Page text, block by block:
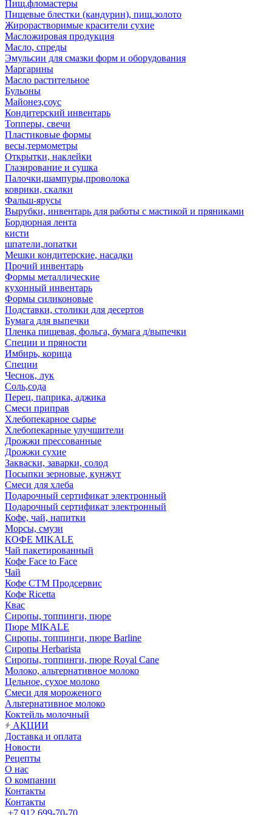
Пищ.фломастеры
Пищевые блестки (кандурин), пищ.золото
Жирорастворимые красители сухие
Масложировая продукция
Масло, спреды
Эмульсии для смазки форм и оборудования
Маргарины
Масло растительное
Бульоны
Майонез,соус
Кондитерский инвентарь
Топперы, свечи
Пластиковые формы
весы,термометры
Открытки, наклейки
Глазирование и сушка
Палочки,шампуры,проволока
коврики, скалки
Фальш-ярусы
Вырубки, инвентарь для работы с мастикой и пряниками
Бордюрная лента
кисти
шпатели,лопатки
Мешки кондитерские, насадки
Прочий инвентарь
Формы металлические
кухонный инвентарь
Формы силиконовые
Подставки, столики для десертов
Бумага для выпечки
Пленка пищевая, фольга, бумага д/выпечки
Специи и пряности
Имбирь, корица
Специи
Чеснок, лук
Соль,сода
Перец, паприка, аджика
Смеси приправ
Хлебопекарное сырье
Хлебопекарные улучшители
Дрожжи прессованные
Дрожжи сухие
Закваски, заварки, солод
Посыпки зерновые, кунжут
Смеси для хлеба
Подарочный сертификат электронный
Подарочный сертификат электронный
Кофе, чай, напитки
Морсы, смузи
КОФЕ MIKALE
Чай пакетированный
Кофе Face to Face
Чай
Кофе СТМ Продсервис
Кофе Ricetta
Квас
Сиропы, топпинги, пюре
Пюре MIKALE
Сиропы, топпинги, пюре Barline
Сиропы Herbarista
Сиропы, топпинги, пюре Royal Cane
Молоко, альтернативное молоко
Цельное, сухое молоко
Смеси для мороженого
Альтернативное молоко
Коктейль молочный
АКЦИИ
Доставка и оплата
Новости
Рецепты
О нас
О компании
Контакты
Контакты
+7 912 699-70-70